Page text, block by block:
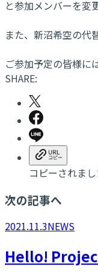
と参加メンバーを変
また、新沼希空の代
ご参加予定の皆様に
SHARE:
コピーされまし
次の記事へ
2021.11.3NEWS
Hello!